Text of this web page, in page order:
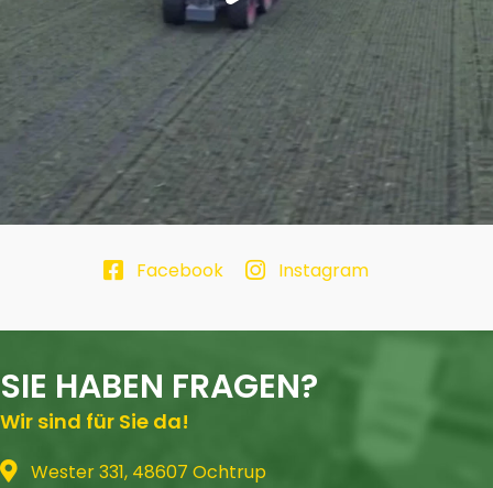
Facebook Instagram
SIE HABEN FRAGEN?
Wir sind für Sie da!
Wester 331, 48607 Ochtrup